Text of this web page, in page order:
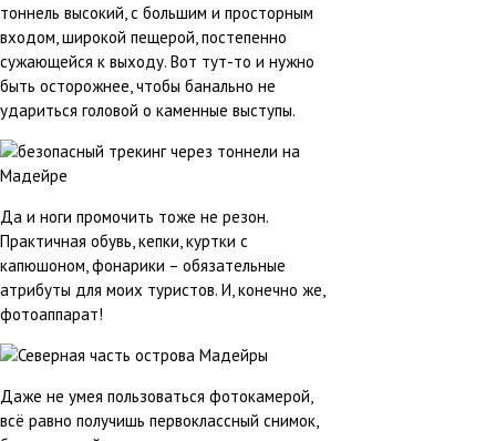
тоннель высокий, с большим и просторным
входом, широкой пещерой, постепенно
сужающейся к выходу. Вот тут-то и нужно
быть осторожнее, чтобы банально не
удариться головой о каменные выступы.
Да и ноги промочить тоже не резон.
Практичная обувь, кепки, куртки с
капюшоном, фонарики – обязательные
атрибуты для моих туристов. И, конечно же,
фотоаппарат!
Даже не умея пользоваться фотокамерой,
всё равно получишь первоклассный снимок,